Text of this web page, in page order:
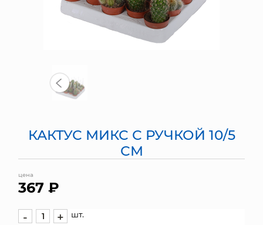
ГРУНТЫ И УДОБРЕНИЯ
ПРЕДМЕТЫ ИНТЕРЬЕРА
ЯЩИКИ
СУНДУКИ
КАКТУС МИКС С РУЧКОЙ 10/5
СМ
цена
367 ₽
- + шт.